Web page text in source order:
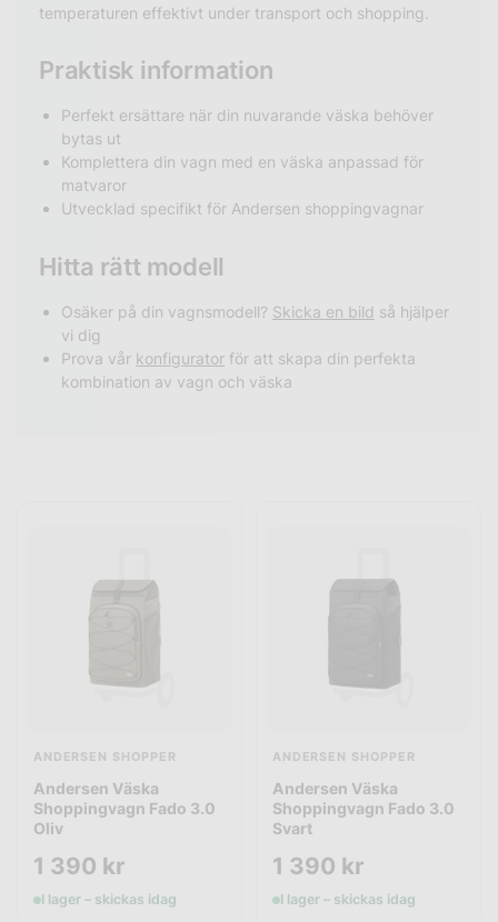
temperaturen effektivt under transport och shopping.
Praktisk information
Perfekt ersättare när din nuvarande väska behöver
bytas ut
Komplettera din vagn med en väska anpassad för
matvaror
Utvecklad specifikt för Andersen shoppingvagnar
Hitta rätt modell
Osäker på din vagnsmodell? Skicka en bild så hjälper
vi dig
Prova vår konfigurator för att skapa din perfekta
kombination av vagn och väska
ANDERSEN SHOPPER
Andersen Väska
Shoppingvagn Fado 3.0
Oliv
1 390 kr
I lager – skickas idag
ANDERSEN SHOPPER
Andersen Väska
Shoppingvagn Fado 3.0
Svart
1 390 kr
I lager – skickas idag